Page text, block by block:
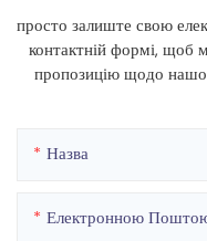
просто залиште свою
контактній формі, щоб
пропозицію щодо
Назва
Електронною